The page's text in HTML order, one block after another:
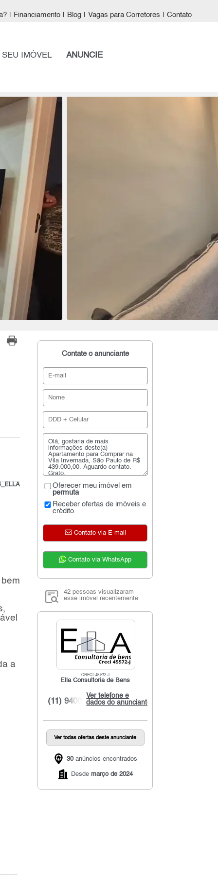
Financiamento Blog Vagas para Corretores Contato
IMÓVEL ANUNCIE
a
Contate o anunciante
Oferecer meu imóvel em
permuta
Receber ofertas de imóveis e
crédito
Contato via E-mail
Contato via WhatsApp
42 pessoas visualizaram
esse imóvel recentemente
CRECI: 45.572-J
Ella Consultoria de Bens
Ver telefone e
dados do anunciante
(11) 9400...
Ver todas ofertas deste anunciante
30anúncios encontrados
Desde março de 2024